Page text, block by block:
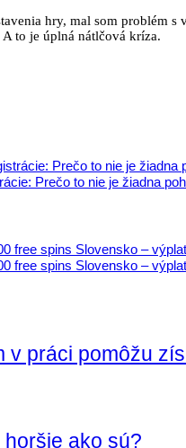
hry, mal som problém
to je úplná nátlčová kríza.
Prečo to nie je žiadna
Prečo to nie je žiadna
free spins Slovensko –
free spins Slovensko –
v práci pomôžu
ako sú?